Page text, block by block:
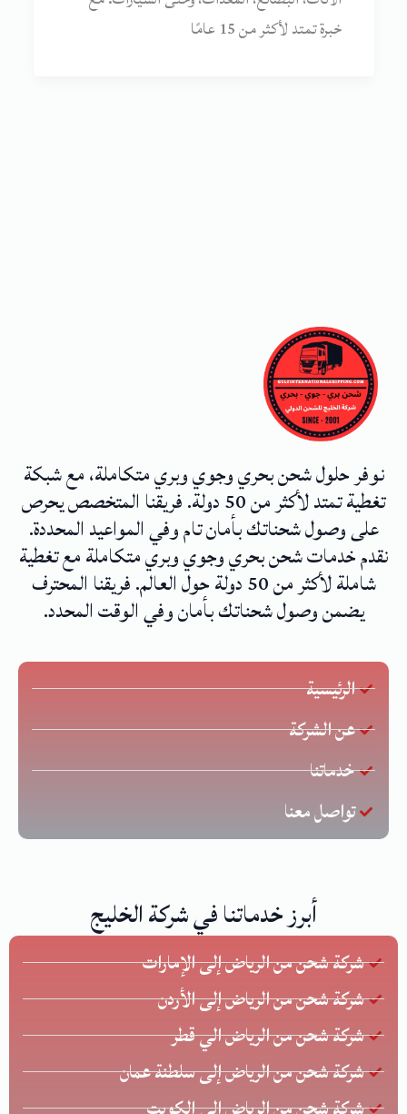
خبرة تمتد لأكثر من 15 عامًا
نوفر حلول شحن بحري وجوي وبري متكاملة، مع شبكة
تغطية تمتد لأكثر من 50 دولة. فريقنا المتخصص يحرص
على وصول شحناتك بأمان تام وفي المواعيد المحددة.
نقدم خدمات شحن بحري وجوي وبري متكاملة مع تغطية
شاملة لأكثر من 50 دولة حول العالم. فريقنا المحترف
يضمن وصول شحناتك بأمان وفي الوقت المحدد.
الرئيسية
عن الشركة
خدماتنا
تواصل معنا
أبرز خدماتنا في شركة الخليج
شركة شحن من الرياض إلى الإمارات
شركة شحن من الرياض إلى الأردن
شركة شحن من الرياض الي قطر
شركة شحن من الرياض إلى سلطنة عمان